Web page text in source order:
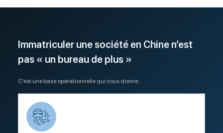
Immatriculer une société en Chine n’est
pas « un bureau de plus »
C’est une base opérationnelle qui vous donne: